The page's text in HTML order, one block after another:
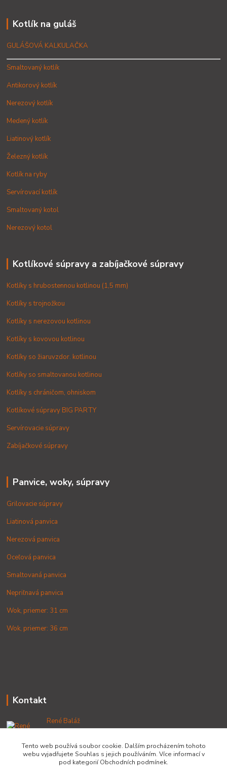
Kotlík na guláš
GULÁŠOVÁ KALKULAČKA
Smaltovaný kotlík
Antikorový kotlík
Nerezový kotlík
Medený kotlík
Liatinový kotlík
Železný kotlík
Kotlík na ryby
Servírovací kotlík
Smaltovaný kotol
Nerezový kotol
Kotlíkové súpravy a zabíjačkové súpravy
Kotlíky s hrubostennou kotlinou (1,5 mm)
Kotlíky s trojnožkou
Kotlíky s nerezovou kotlinou
Kotlíky s kovovou kotlinou
Kotlíky so žiaruvzdor. kotlinou
Kotlíky so smaltovanou kotlinou
Kotlíky s chráničom, ohniskom
Kotlíkové súpravy BIG PARTY
Servírovacie súpravy
Zabíjačkové súpravy
Panvice, woky, súpravy
Grilovacie súpravy
Liatinová panvica
Nerezová panvica
Oceľová panvica
Smaltovaná panvica
Nepriľnavá panvica
Wok, priemer: 31 cm
Wok, priemer: 36 cm
Kontakt
René Baláž
+421 902 212 007
od 8:00 - do 16:00 hod
info@lacnekotliky.sk
Tento web používá soubor cookie. Dalším procházením tohoto
webu vyjadřujete Souhlas s jejich používáním. Více informací v
pod kategorií Obchodních podmínek.